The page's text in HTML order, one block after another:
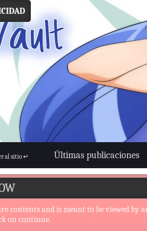
Últimas publicaciones
al sitio ↵
contents and is meant to be viewed by
on continue.